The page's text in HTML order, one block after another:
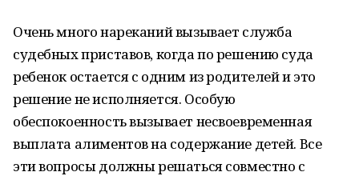
Очень много нареканий вызывает служба
судебных приставов, когда по решению суда
ребенок остается с одним из родителей и это
решение не исполняется. Особую
обеспокоенность вызывает несвоевременная
выплата алиментов на содержание детей. Все
эти вопросы должны решаться совместно с